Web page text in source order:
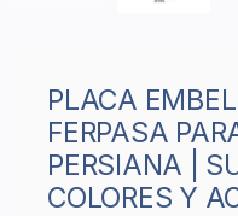
PLACA EMBELLECEDORA
FERPASA
PERSIANA |
COLORES Y